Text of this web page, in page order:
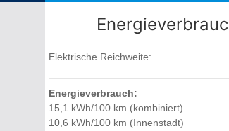
Elektrische Reichweite:
Energieverbrauch:
15,1 kWh/100 km (kombiniert)
10,6 kWh/100 km (Innenstadt)